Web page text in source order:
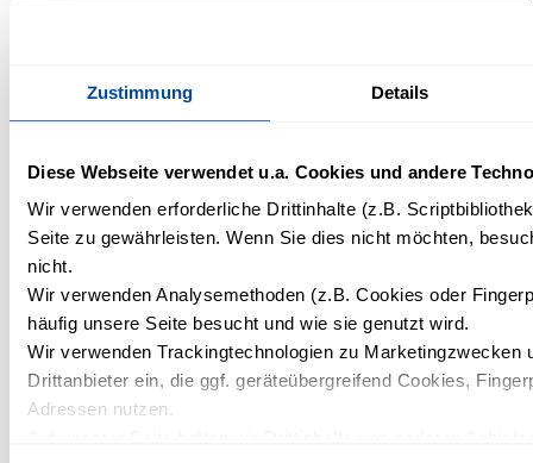
Zustimmung Details
Diese Webseite verwendet u.a. Cookies und andere
Wir verwenden erforderliche Drittinhalte (z.B.
Seite zu gewährleisten. Wenn Sie dies nicht möchten,
nicht.
Wir verwenden Analysemethoden (z.B. Cookies oder
häufig unsere Seite besucht und wie sie genutzt wird.
Wir verwenden Trackingtechnologien zu Marketingzwecken
Drittanbieter ein, die ggf. geräteübergreifend Cookies,
Adressen nutzen.
above
Ifen ski
(01:20
resort
Horn ski
(01:15